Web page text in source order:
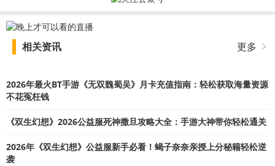
相关资讯 更多
2026年最火BT手游《无双魏蜀吴》月卡充值指南：轻松获取海量资源
不花冤枉钱
《双生幻想》2026公益服死神撒旦攻略大全：手游大神带你轻松通关
2026年《双生幻想》公益服新手必看！蝎子奈奈亲授上分秘籍轻松逆
袭